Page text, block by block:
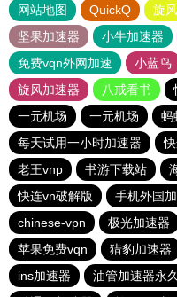
网站地图 QuickQ 旋
坚果加速器
小牛加速器
免费vqn外网加速
小蓝鸟
旋风加速器
八戒看书
一元机场
一元机场 蚂
每天试用一小时加速器
老王vnp
书游下载站
快连vn破解版
手机外国
chinese-vpn
极光加速器
苹果免费vqn
猎豹加速器
ins加速器
油管加速器永